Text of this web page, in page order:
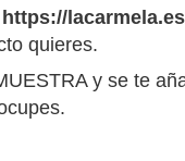
https://
quieres.
y se te